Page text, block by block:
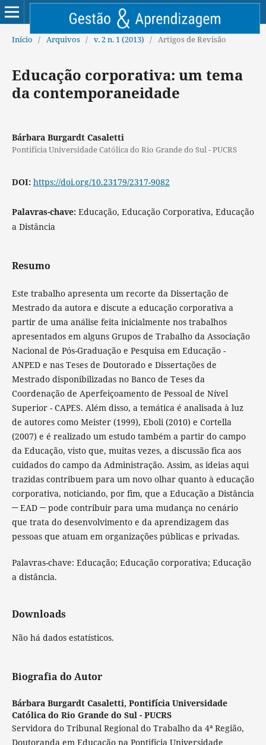
Início / Arquivos / v. 2 n. 1 (2013) / Artigos de Revisão
Educação corporativa: um tema
da contemporaneidade
Bárbara Burgardt Casaletti
Pontifícia Universidade Católica do Rio Grande do Sul - PUCRS
DOI: https://doi.org/10.23179/2317-9082
Palavras-chave: Educação, Educação Corporativa, Educação
a Distância
Resumo
Este trabalho apresenta um recorte da Dissertação de
Mestrado da autora e discute a educação corporativa a
partir de uma análise feita inicialmente nos trabalhos
apresentados em alguns Grupos de Trabalho da Associação
Nacional de Pós-Graduação e Pesquisa em Educação -
ANPED e nas Teses de Doutorado e Dissertações de
Mestrado disponibilizadas no Banco de Teses da
Coordenação de Aperfeiçoamento de Pessoal de Nível
Superior - CAPES. Além disso, a temática é analisada à luz
de autores como Meister (1999), Eboli (2010) e Cortella
(2007) e é realizado um estudo também a partir do campo
da Educação, visto que, muitas vezes, a discussão fica aos
cuidados do campo da Administração. Assim, as ideias aqui
trazidas contribuem para um novo olhar quanto à educação
corporativa, noticiando, por fim, que a Educação a Distância
─ EAD ─ pode contribuir para uma mudança no cenário
que trata do desenvolvimento e da aprendizagem das
pessoas que atuam em organizações públicas e privadas.
Palavras-chave: Educação; Educação corporativa; Educação
a distância.
Downloads
Não há dados estatísticos.
Biografia do Autor
Bárbara Burgardt Casaletti, Pontifícia Universidade
Católica do Rio Grande do Sul - PUCRS
Servidora do Tribunal Regional do Trabalho da 4ª Região,
Doutoranda em Educação na Pontifícia Universidade